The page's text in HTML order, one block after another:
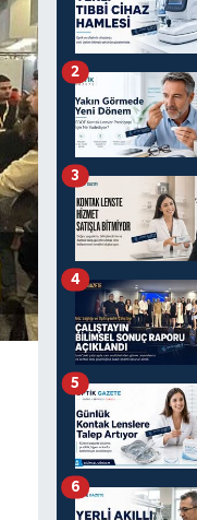
2
3
4
5
6